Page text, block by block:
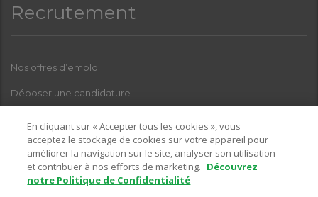
Recrutement
Nos offres d’emploi
Déposer une candidature
Pour toutes questions relatives à l’une de nos enseignes, sur la
partie recrutement, vous pouvez nous contacter sur l’adresse email
En cliquant sur « Accepter tous les cookies », vous
acceptez le stockage de cookies sur votre appareil pour
améliorer la navigation sur le site, analyser son utilisation
et contribuer à nos efforts de marketing. Découvrez
notre Politique de Confidentialité